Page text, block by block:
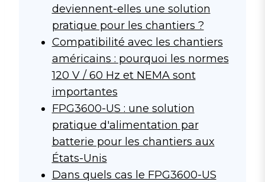
deviennent-elles une solution
pratique pour les chantiers ?
Compatibilité avec les chantiers
américains : pourquoi les normes
120 V / 60 Hz et NEMA sont
importantes
FPG3600-US : une solution
pratique d'alimentation par
batterie pour les chantiers aux
États-Unis
Dans quels cas le FPG3600-US